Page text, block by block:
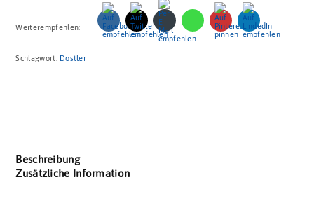
Weiterempfehlen:
Schlagwort: Dostler
Beschreibung
Zusätzliche Information